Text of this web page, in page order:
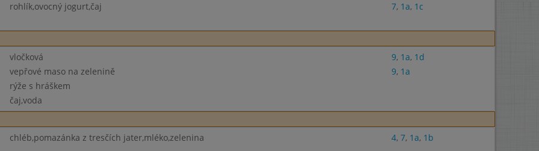
rohlík,ovocný jogurt,čaj 7, 1a, 1c
vločková 9, 1a, 1d
vepřové maso na zelenině 9, 1a
rýže s hráškem
čaj,voda
chléb,pomazánka z tresčích jater,mléko,zelenina 4, 7, 1a, 1b